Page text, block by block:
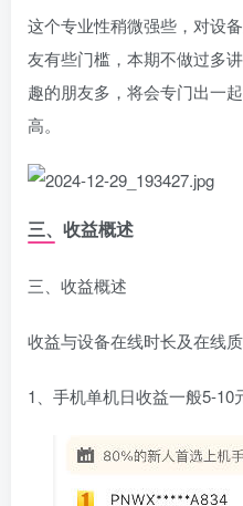
这个专业性稍微强些，对设
友有些门槛，本期不做过多
趣的朋友多，将会专门出一
高。
三、收益概述
三、收益概述
收益与设备在线时长及在线
1、手机单机日收益一般5-10